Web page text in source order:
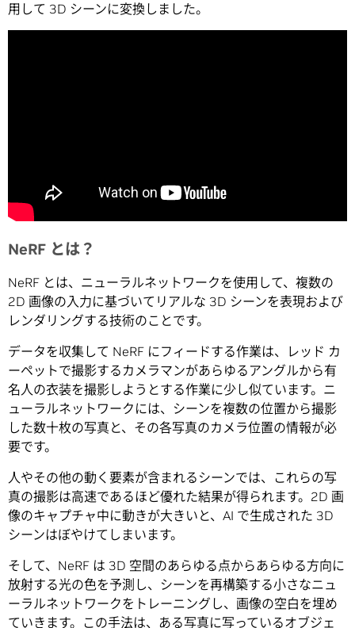
用して 3D シーンに変換しました。
NeRF とは？
NeRF とは、ニューラルネットワークを使用して、複数の
2D 画像の入力に基づいてリアルな 3D シーンを表現および
レンダリングする技術のことです。
データを収集して NeRF にフィードする作業は、レッド カ
ーペットで撮影するカメラマンがあらゆるアングルから有
名人の衣装を撮影しようとする作業に少し似ています。ニ
ューラルネットワークには、シーンを複数の位置から撮影
した数十枚の写真と、その各写真のカメラ位置の情報が必
要です。
人やその他の動く要素が含まれるシーンでは、これらの写
真の撮影は高速であるほど優れた結果が得られます。2D 画
像のキャプチャ中に動きが大きいと、AI で生成された 3D
シーンはぼやけてしまいます。
そして、NeRF は 3D 空間のあらゆる点からあらゆる方向に
放射する光の色を予測し、シーンを再構築する小さなニュ
ーラルネットワークをトレーニングし、画像の空白を埋め
ていきます。この手法は、ある写真に写っているオブジェ